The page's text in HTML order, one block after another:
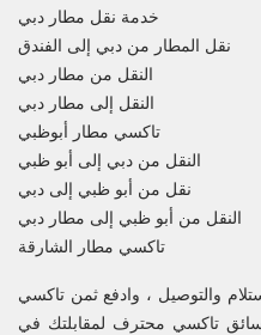
خدمة نقل مطار دبي
نقل المطار من دبي إلى الفندق
النقل من مطار دبي
النقل إلى مطار دبي
تاكسي مطار أبوظبي
النقل من دبي إلى أبو ظبي
نقل من أبو ظبي إلى دبي
النقل من أبو ظبي إلى مطار دبي
تاكسي مطار الشارقة
والتوصيل ، وادفع ثمن تاكسي
تاكسي محترف لمقابلتك في